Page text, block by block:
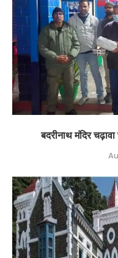
बदरीनाथ मंदिर